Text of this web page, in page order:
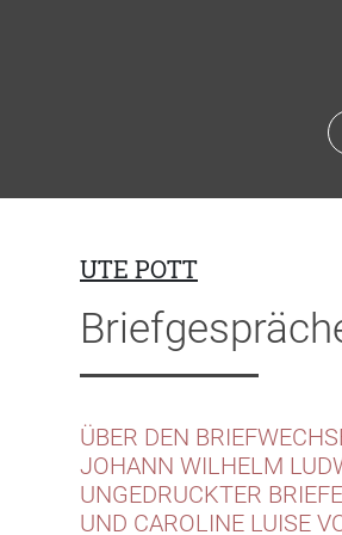
UTE POTT
ÜBER DEN
JOHANN WILHELM
UNGEDRUCKTER
UND CAROLINE LUISE